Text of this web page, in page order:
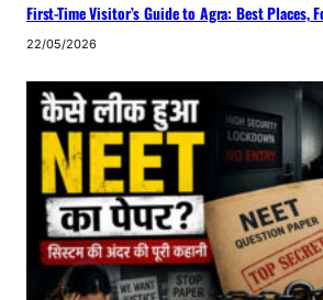
First-Time Visitor’s Guide to Agra: Best Places,
22/05/2026